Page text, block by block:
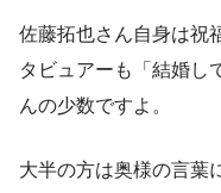
佐藤拓也さん自身は祝
タビュアーも
「結婚
んの少数ですよ。
大半の方は奥様の言葉